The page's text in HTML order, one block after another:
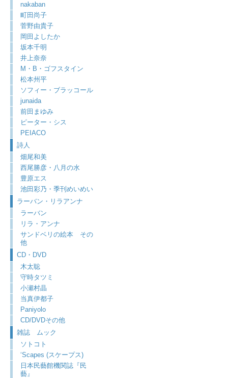
nakaban
町田尚子
菅野由貴子
岡田よしたか
坂本千明
井上奈奈
M・B・ゴフスタイン
松本州平
ソフィー・ブラッコール
junaida
前田まゆみ
ピーター・シス
PEIACO
詩人
畑尾和美
西尾勝彦・八月の水
豊原エス
池田彩乃・季刊めいめい
ラーバン・リラアンナ
ラーバン
リラ・アンナ
サンドベリの絵本 その
他
CD・DVD
木太聡
守時タツミ
小瀬村晶
当真伊都子
Paniyolo
CD/DVDその他
雑誌 ムック
ソトコト
‘Scapes (スケープス)
日本民藝館機関誌『民
藝』